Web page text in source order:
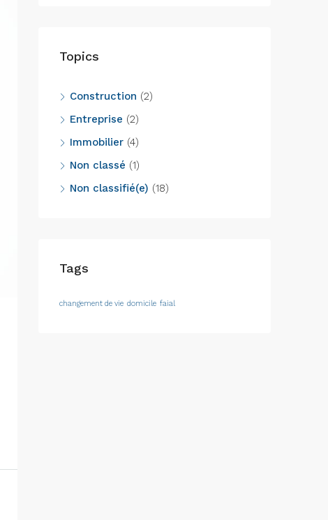
Topics
Construction (2)
Entreprise (2)
Immobilier (4)
Non classé (1)
Non classifié(e) (18)
Tags
changement de vie domicile faial